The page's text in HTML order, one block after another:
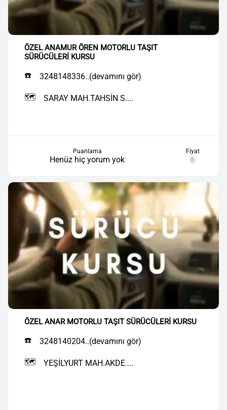
ÖZEL ANAMUR ÖREN MOTORLU TAŞIT
SÜRÜCÜLERİ KURSU
☎️ 3248148336..(devamını gör)
🗺️ SARAY MAH.TAHSİN S....
Puanlama
Henüz hiç yorum yok
Fiyat
₺
ÖZEL ANAR MOTORLU TAŞIT SÜRÜCÜLERİ KURSU
☎️ 3248140204..(devamını gör)
🗺️ YEŞİLYURT MAH.AKDE....